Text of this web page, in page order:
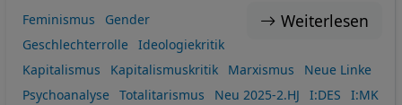
Weiterlesen
Feminismus
Gender
Geschlechterrolle
Ideologiekritik
Kapitalismus
Kapitalismuskritik Marxismus
Neue Linke
Psychoanalyse
Totalitarismus Neu 2025-2.HJ I:DES I:MK